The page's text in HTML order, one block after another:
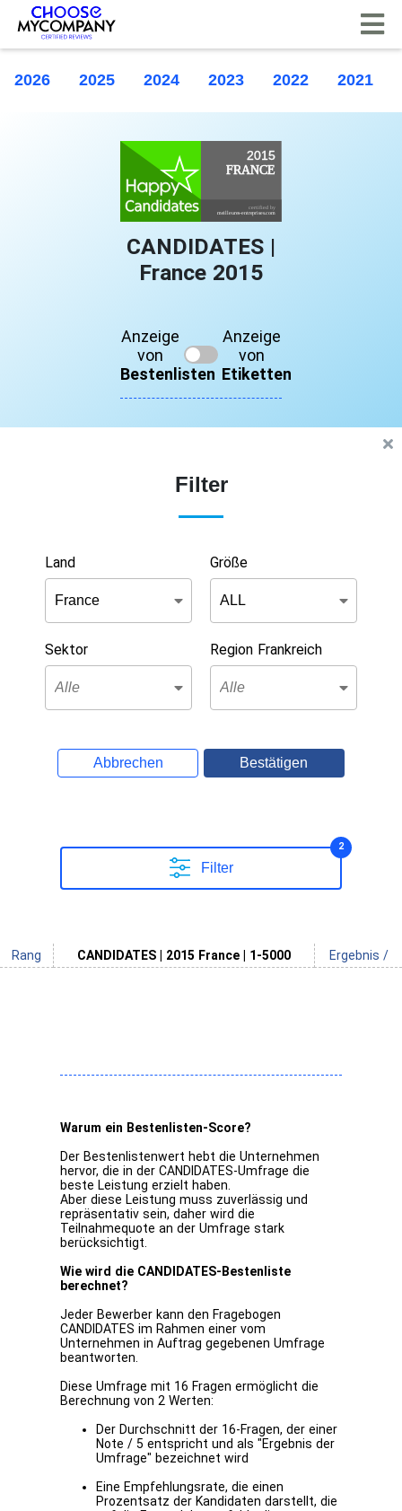
2026 2025 2024 2023 2022 2021
CANDIDATES |
France 2015
Anzeige
von
Bestenlisten
Anzeige
von
Etiketten
Filter
Land Größe
Sektor Region Frankreich
Abbrechen Bestätigen
Filter
2
Rang CANDIDATES | 2015 France | 1-5000 Ergebnis /
Warum ein Bestenlisten-Score?
Der Bestenlistenwert hebt die Unternehmen
hervor, die in der CANDIDATES-Umfrage die
beste Leistung erzielt haben.
Aber diese Leistung muss zuverlässig und
repräsentativ sein, daher wird die
Teilnahmequote an der Umfrage stark
berücksichtigt.
Wie wird die CANDIDATES-Bestenliste
berechnet?
Jeder Bewerber kann den Fragebogen
CANDIDATES im Rahmen einer vom
Unternehmen in Auftrag gegebenen Umfrage
beantworten.
Diese Umfrage mit 16 Fragen ermöglicht die
Berechnung von 2 Werten:
Der Durchschnitt der 16-Fragen, der einer
Note / 5 entspricht und als "Ergebnis der
Umfrage" bezeichnet wird
Eine Empfehlungsrate, die einen
Prozentsatz der Kandidaten darstellt, die
Cookie-Einstellungen